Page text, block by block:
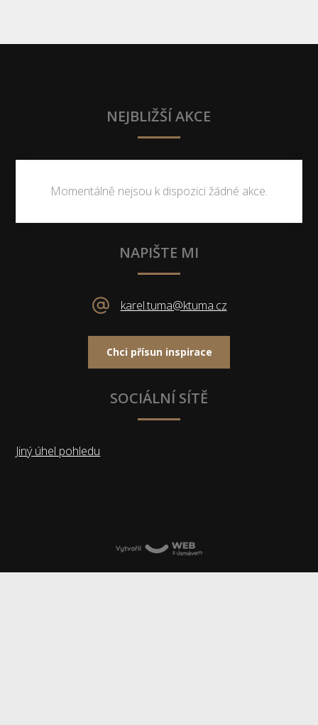
NEJBLIŽŠÍ AKCE
Momentálně nejsou k dispozici žádné akce.
NAPIŠTE MI
karel.tuma@ktuma.cz
Chci přísun inspirace
SOCIÁLNÍ SÍTĚ
Jiný úhel pohledu